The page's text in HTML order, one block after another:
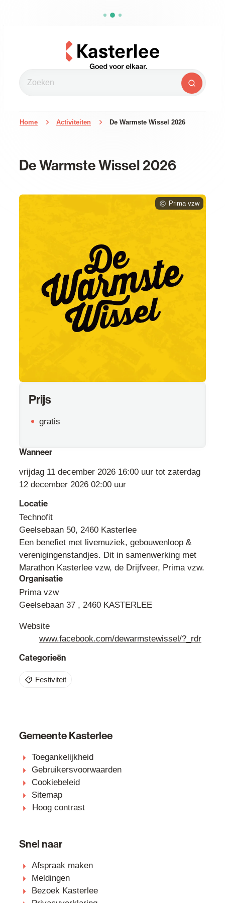
Kasterlee
Zoeken Zoeken
Home Activiteiten De Warmste Wissel 2026
De Warmste Wissel 2026
Prima vzw
Prijs
gratis
Wanneer
vrijdag 11 december 2026 16:00 uur tot zaterdag
12 december 2026 02:00 uur
Locatie
Technofit
Geelsebaan 50, 2460 Kasterlee
Een benefiet met livemuziek, gebouwenloop &
verenigingenstandjes. Dit in samenwerking met
Marathon Kasterlee vzw, de Drijfveer, Prima vzw.
Organisatie
Prima vzw
Geelsebaan 37 , 2460 KASTERLEE
Website
www.facebook.com/dewarmstewissel/?_rdr
Categorieën
Festiviteit
Gemeente Kasterlee
Toegankelijkheid
Gebruikersvoorwaarden
Cookiebeleid
Sitemap
Hoog contrast
Snel naar
Afspraak maken
Meldingen
Bezoek Kasterlee